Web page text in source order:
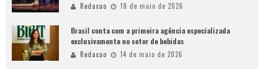
Redacao 18 de maio de 2026
Brasil conta com a primeira agência especializada
exclusivamente no setor de bebidas
Redacao 14 de maio de 2026